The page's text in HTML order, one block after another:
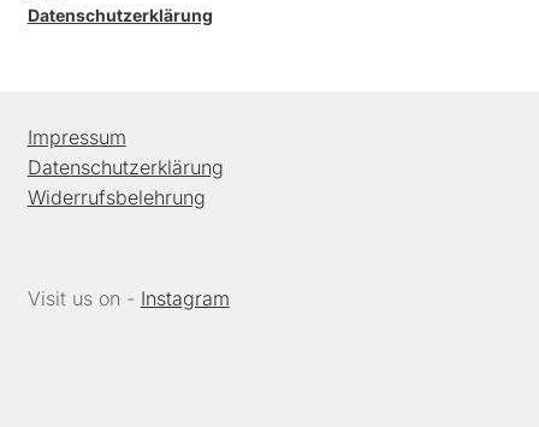
Datenschutzerklärung
Impressum
Datenschutzerklärung
Widerrufsbelehrung
Visit us on - Instagram